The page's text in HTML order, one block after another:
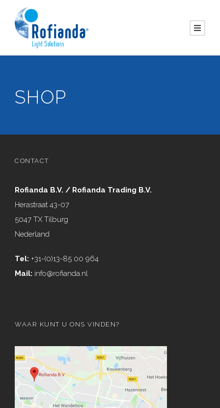
SHOP
CONTACT
Rofianda B.V. / Rofianda Trading B.V.
Herastraat 43-07
5047 TX Tilburg
Nederland
Tel: +31-(0)13-85 00 964
Mail: info@rofianda.nl
WAAR KUNT U ONS VINDEN?